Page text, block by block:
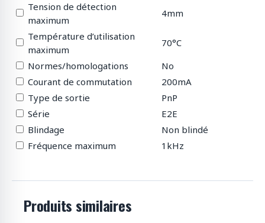
Tension de détection
maximum
4mm
Température d’utilisation
maximum
70°C
Normes/homologations
No
Courant de commutation
200mA
Type de sortie
PnP
Série
E2E
Blindage
Non blindé
Fréquence maximum
1kHz
Produits similaires